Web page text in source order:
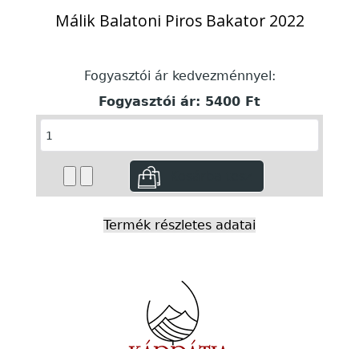
Málik Balatoni Piros Bakator 2022
Fogyasztói ár kedvezménnyel:
Fogyasztói ár: 5400 Ft
Termék részletes adatai